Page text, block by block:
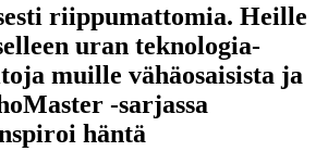
riippumattomia. Heille
uran teknologia-
muille vähäosaisista ja
-sarjassa
häntä